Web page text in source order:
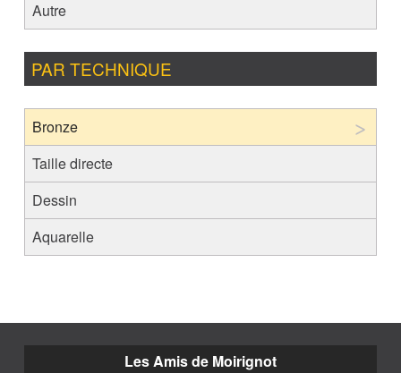
Autre
PAR TECHNIQUE
Bronze
Taille directe
Dessin
Aquarelle
Les Amis de Moirignot